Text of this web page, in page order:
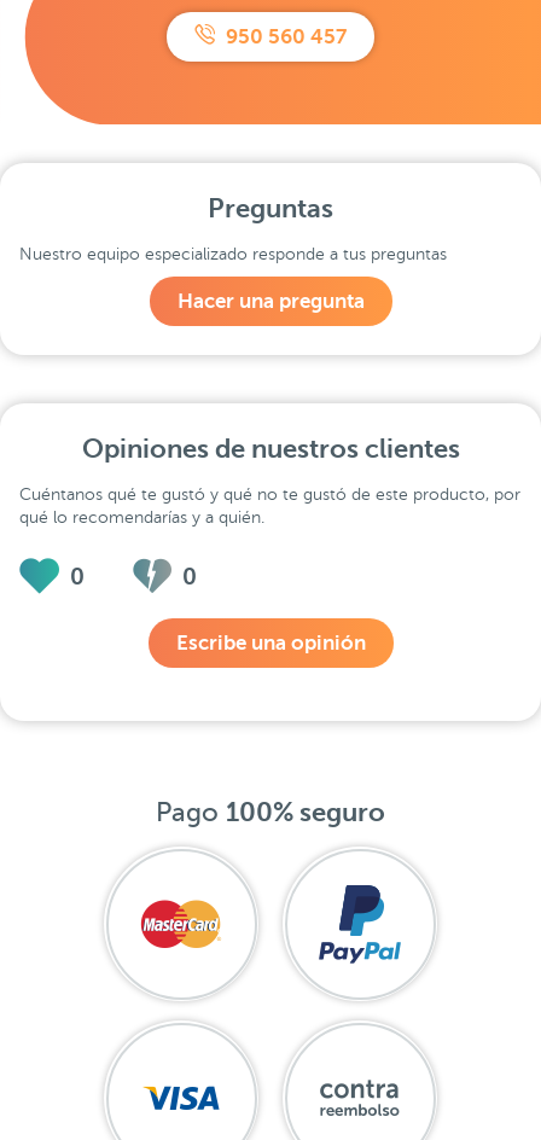
950 560 457
Preguntas
Nuestro equipo especializado responde a tus preguntas
Hacer una pregunta
Opiniones de nuestros clientes
Cuéntanos qué te gustó y qué no te gustó de este producto, por
qué lo recomendarías y a quién.
0 0
Escribe una opinión
Pago 100% seguro